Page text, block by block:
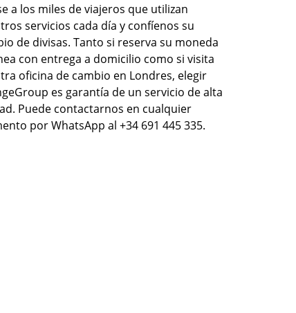
a los miles de viajeros que utilizan
servicios cada día y confíenos su
de divisas. Tanto si reserva su moneda
con entrega a domicilio como si visita
oficina de cambio en Londres, elegir
es garantía de un servicio de alta
Puede contactarnos en cualquier
por WhatsApp al +34 691 445 335.